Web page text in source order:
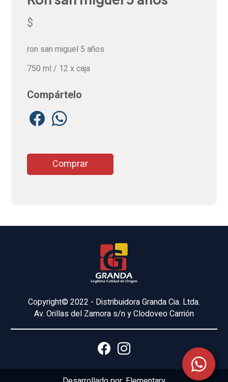
$
ron san miguel 5 años
750 ml / 12 x caja
Compártelo
Comprar
Copyright© 2022 - Distribuidora Granda Cia. Ltda.
Av. Orillas del Zamora s/n y Clodoveo Carrión